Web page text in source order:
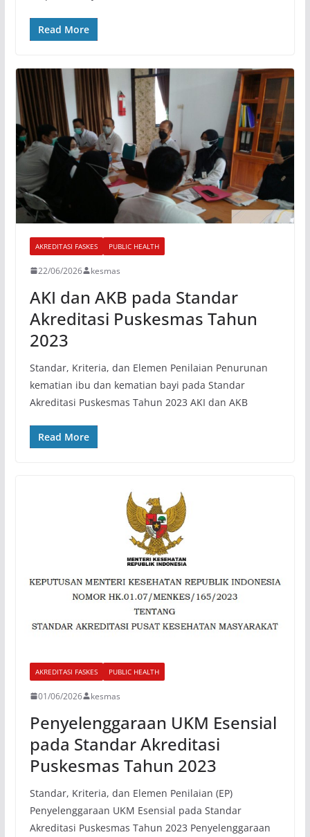
Read More
AKREDITASI FASKES PUBLIC HEALTH
22/06/2026 kesmas
AKI dan AKB pada Standar
Akreditasi Puskesmas Tahun
2023
Standar, Kriteria, dan Elemen Penilaian Penurunan
kematian ibu dan kematian bayi pada Standar
Akreditasi Puskesmas Tahun 2023 AKI dan AKB
Read More
AKREDITASI FASKES PUBLIC HEALTH
01/06/2026 kesmas
Penyelenggaraan UKM Esensial
pada Standar Akreditasi
Puskesmas Tahun 2023
Standar, Kriteria, dan Elemen Penilaian (EP)
Penyelenggaraan UKM Esensial pada Standar
Akreditasi Puskesmas Tahun 2023 Penyelenggaraan